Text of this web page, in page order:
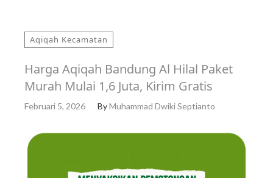
Aqiqah Kecamatan
Harga Aqiqah Bandung Al Hilal Paket
Murah Mulai 1,6 Juta, Kirim Gratis
Februari 5, 2026 ByMuhammad Dwiki Septianto